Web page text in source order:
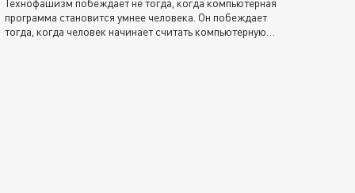
Технофашизм побеждает не тогда, когда компьютерная
программа становится умнее человека. Он побеждает
тогда, когда человек начинает считать компьютерную